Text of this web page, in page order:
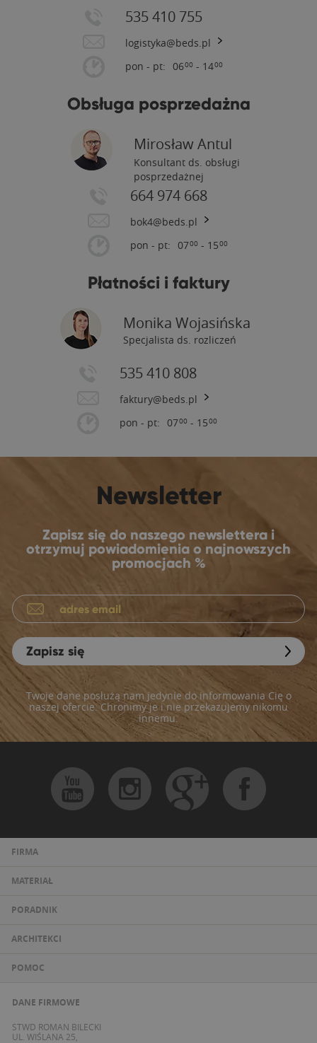
535 410 755
logistyka@beds.pl
pon - pt: 0600 - 1400
Obsługa posprzedażna
Mirosław Antul
Konsultant ds. obsługi
posprzedażnej
664 974 668
bok4@beds.pl
pon - pt: 0700 - 1500
Płatności i faktury
Monika Wojasińska
Specjalista ds. rozliczeń
535 410 808
faktury@beds.pl
pon - pt: 0700 - 1500
Newsletter
Zapisz się do naszego newslettera i
otrzymuj powiadomienia o najnowszych
promocjach %
Zapisz się
Twoje dane posłużą nam jedynie do informowania Cię o
naszej ofercie. Chronimy je i nie przekazujemy nikomu
innemu.
FIRMA
MATERIAŁ
PORADNIK
ARCHITEKCI
POMOC
DANE FIRMOWE
STWD ROMAN BILECKI
UL. WIŚLANA 25,